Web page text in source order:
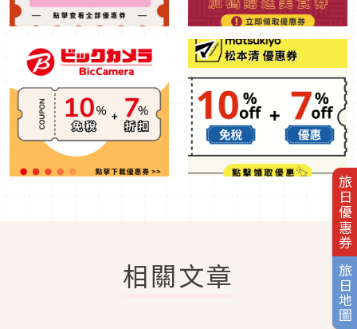
旅日優惠券
旅日地圖
相關文章